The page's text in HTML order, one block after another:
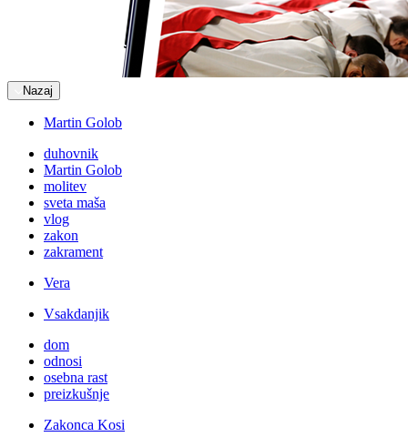
Nazaj
Martin Golob
duhovnik
Martin Golob
molitev
sveta maša
vlog
zakon
zakrament
Vera
Vsakdanjik
dom
odnosi
osebna rast
preizkušnje
Zakonca Kosi